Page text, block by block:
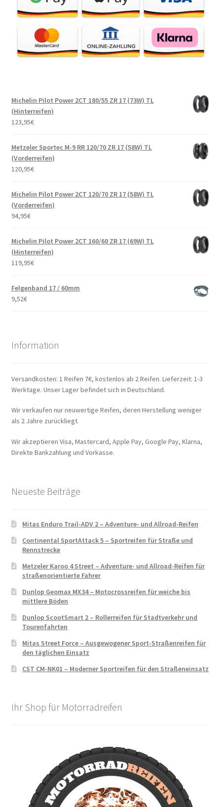
Michelin Pilot Power 2CT 180/55 ZR 17 (73W) TL
(Hinterreifen)
123,95€
Metzeler Sportec M-9 RR 120/70 ZR 17 (58W) TL
(Vorderreifen)
120,95€
Michelin Pilot Power 2CT 120/70 ZR 17 (58W) TL
(Vorderreifen)
94,95€
Michelin Pilot Power 2CT 160/60 ZR 17 (69W) TL
(Hinterreifen)
119,95€
Felgenband 17 / 60mm
9,52€
Information
Versandkosten: 1 Reifen 7€, kostenlos ab 2 Reifen. Lieferzeit: 1-3
Werktage. Unser Lager befindet sich in Deutschland.
Wir verkaufen nur neuwertige Reifen, deren Herstellung weniger
als 2 Jahre zurückliegt.
Wir akzeptieren Visa, Mastercard, Apple Pay, Google Pay, Klarna,
Direkte Bankzahlung und Vorkasse.
Neueste Beiträge
Mitas Enduro Trail-ADV 2 – Adventure- und Allroad-Reifen
Continental SportAttack 5 – Sportreifen für Straße und
Rennstrecke
Metzeler Karoo 4 Street – Adventure- und Allroad-Reifen für
straßenorientierte Fahrer
Dunlop Geomax MX34 – Motocrossreifen für weiche bis
mittlere Böden
Dunlop ScootSmart 2 – Rollerreifen für Stadtverkehr und
Tourenfahrten
Mitas Street Force – Ausgewogener Sport-Straßenreifen für
den täglichen Einsatz
CST CM-NK01 – Moderner Sportreifen für den Straßeneinsatz
Ihr Shop für Motorradreifen